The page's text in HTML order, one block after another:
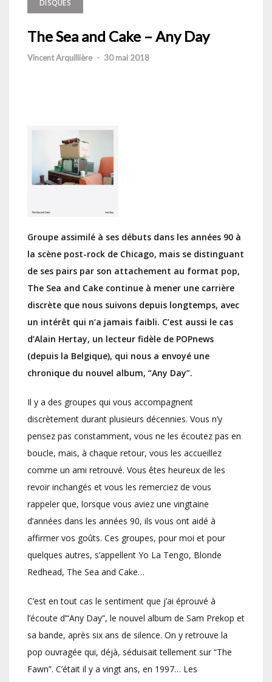
DISQUES
The Sea and Cake – Any Day
Vincent Arquillière - 30 mai 2018
Groupe assimilé à ses débuts dans les années 90 à
la scène post-rock de Chicago, mais se distinguant
de ses pairs par son attachement au format pop,
The Sea and Cake continue à mener une carrière
discrète que nous suivons depuis longtemps, avec
un intérêt qui n’a jamais faibli. C’est aussi le cas
d’Alain Hertay, un lecteur fidèle de POPnews
(depuis la Belgique), qui nous a envoyé une
chronique du nouvel album, “Any Day”.
Il y a des groupes qui vous accompagnent
discrètement durant plusieurs décennies. Vous n’y
pensez pas constamment, vous ne les écoutez pas en
boucle, mais, à chaque retour, vous les accueillez
comme un ami retrouvé. Vous êtes heureux de les
revoir inchangés et vous les remerciez de vous
rappeler que, lorsque vous aviez une vingtaine
d’années dans les années 90, ils vous ont aidé à
affirmer vos goûts. Ces groupes, pour moi et pour
quelques autres, s’appellent Yo La Tengo, Blonde
Redhead, The Sea and Cake…
C’est en tout cas le sentiment que j’ai éprouvé à
l’écoute d’“Any Day”, le nouvel album de Sam Prekop et
sa bande, après six ans de silence. On y retrouve la
pop ouvragée qui, déjà, séduisait tellement sur “The
Fawn”. C’était il y a vingt ans, en 1997… Les